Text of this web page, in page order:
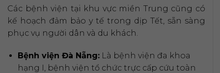
Các bệnh viện tại khu vực miền Trung cũng có
kế hoạch đảm bảo y tế trong dịp Tết, sẵn sàng
phục vụ người dân và du khách.
Bệnh viện Đà Nẵng:Là bệnh viện đa khoa
hạng I, bệnh viện tổ chức trực cấp cứu toàn